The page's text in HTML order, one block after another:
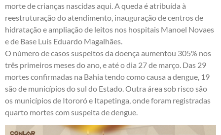
morte de crianças nascidas aqui. A queda é atribuída à
reestruturação do atendimento, inauguração de centros de
hidratação e ampliação de leitos nos hospitais Manoel Novaes
e de Base Luís Eduardo Magalhães.
O número de casos suspeitos da doença aumentou 305% nos
três primeiros meses do ano, e até o dia 27 de março. Das 29
mortes confirmadas na Bahia tendo como causa a dengue, 19
são de municípios do sul do Estado. Outra área sob risco são
os municípios de Itororó e Itapetinga, onde foram registradas
quarto mortes com suspeita de dengue.